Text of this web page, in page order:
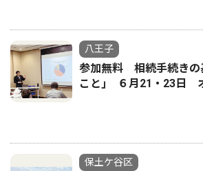
八王子
参加無料 相続手続きの
こと｣ ６月21・23日
保土ケ谷区